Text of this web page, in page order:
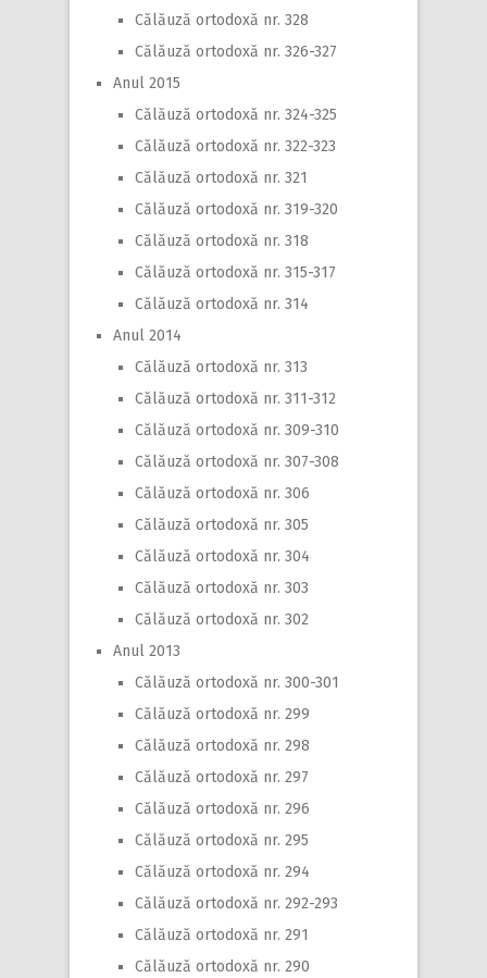
Călăuză ortodoxă nr. 328
Călăuză ortodoxă nr. 326-327
Anul 2015
Călăuză ortodoxă nr. 324-325
Călăuză ortodoxă nr. 322-323
Călăuză ortodoxă nr. 321
Călăuză ortodoxă nr. 319-320
Călăuză ortodoxă nr. 318
Călăuză ortodoxă nr. 315-317
Călăuză ortodoxă nr. 314
Anul 2014
Călăuză ortodoxă nr. 313
Călăuză ortodoxă nr. 311-312
Călăuză ortodoxă nr. 309-310
Călăuză ortodoxă nr. 307-308
Călăuză ortodoxă nr. 306
Călăuză ortodoxă nr. 305
Călăuză ortodoxă nr. 304
Călăuză ortodoxă nr. 303
Călăuză ortodoxă nr. 302
Anul 2013
Călăuză ortodoxă nr. 300-301
Călăuză ortodoxă nr. 299
Călăuză ortodoxă nr. 298
Călăuză ortodoxă nr. 297
Călăuză ortodoxă nr. 296
Călăuză ortodoxă nr. 295
Călăuză ortodoxă nr. 294
Călăuză ortodoxă nr. 292-293
Călăuză ortodoxă nr. 291
Călăuză ortodoxă nr. 290